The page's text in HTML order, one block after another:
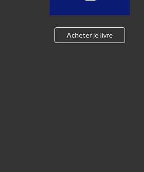
Acheter le livre